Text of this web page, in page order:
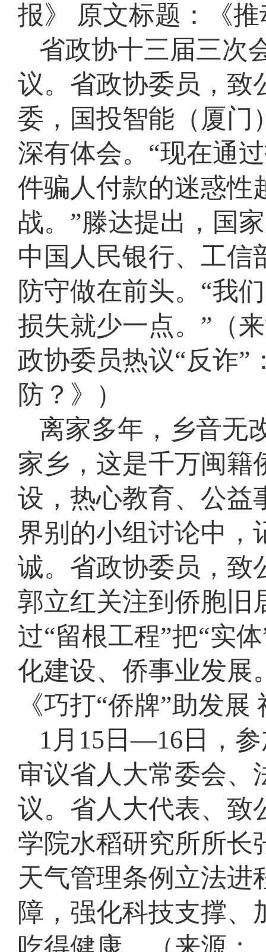
报》 原文标题：《
省政协十三届三次
议。省政协委员，致
委，国投智能（厦门
深有体会。“现在通
件骗人付款的迷惑性
战。”滕达提出，国
中国人民银行、工信
防守做在前头。“我
损失就少一点。”（
政协委员热议“反诈”
防？》）
离家多年，乡音无
家乡，这是千万闽籍
设，热心教育、公
界别的小组讨论中，
诚。省政协委员，致
郭立红关注到侨胞旧
过“留根工程”把“实
化建设、侨事业发展
《巧打“侨牌”助发
1月15日—16日，
审议省人大常委会、
议。省人大代表、致
学院水稻研究所所长
天气管理条例立法进
障，强化科技支撑、